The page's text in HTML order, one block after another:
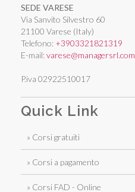
SEDE VARESE
Via Sanvito Silvestro 60
21100 Varese (Italy)
Telefono: +3903321821319
E-mail:varese@managersrl.com
P.iva 02922510017
Quick Link
» Corsi gratuiti
» Corsi a pagamento
» Corsi FAD - Online